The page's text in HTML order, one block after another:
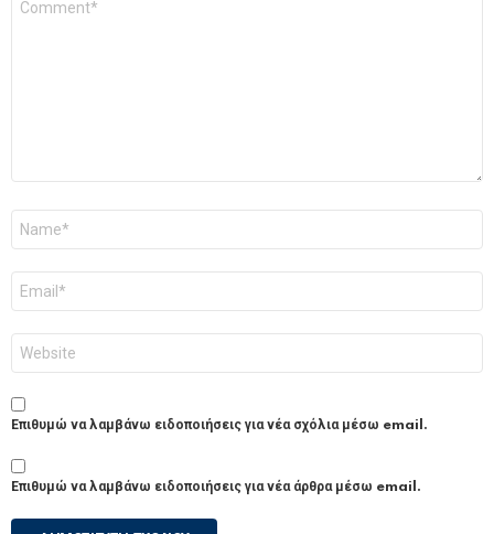
Επιθυμώ να λαμβάνω ειδοποιήσεις για νέα σχόλια μέσω email.
Επιθυμώ να λαμβάνω ειδοποιήσεις για νέα άρθρα μέσω email.